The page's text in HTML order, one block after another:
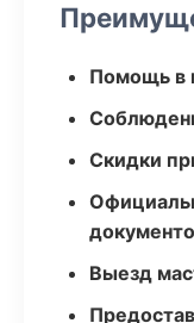
Помощь в
Скидки
Выезд